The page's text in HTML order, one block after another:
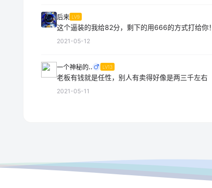
后来 LV9
这个逼装的我给82分，剩下的用666的方式打给你！
2021-05-12
一个神秘的.. LV13
老板有钱就是任性，别人有卖得好像是两三千左右
2021-05-11